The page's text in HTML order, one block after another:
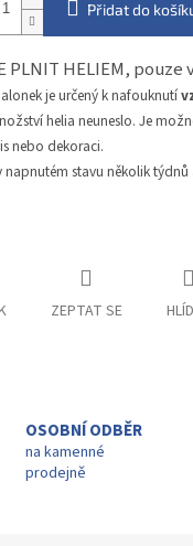
Přidat do
PLNIT HELIEM,
je určený k nafouknutí
helia neuneslo. Je
nebo dekoraci.
napnutém stavu několik
ZEPTAT SE
OSOBNÍ ODBĚR
na kamenné
prodejně